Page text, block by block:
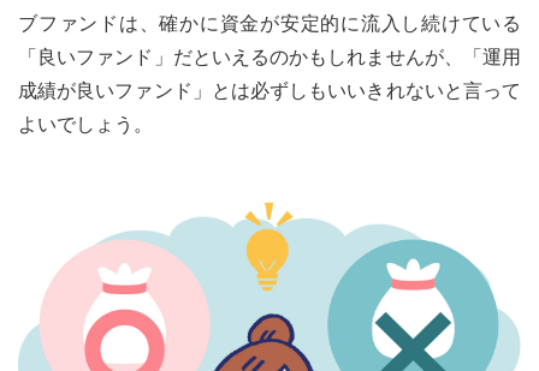
ブファンドは、確かに資金が安定的に流入し続けている
「良いファンド」だといえるのかもしれませんが、「運用
成績が良いファンド」とは必ずしもいいきれないと言って
よいでしょう。